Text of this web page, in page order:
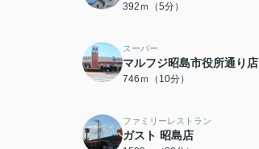
392ｍ（5分）
スーパー
マルフジ昭島市役所通り店
746ｍ（10分）
ファミリーレストラン
ガスト 昭島店